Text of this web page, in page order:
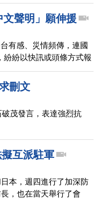
及google熱搜。
聲明」願伸援
有感、災情頻傳，連國
紛以快訊或頭條方式報
間媒體頭版。「台灣沒
首相岸田文雄也發文強
總統則以日文回文感
刪文
茂發言，表達強烈抗
互派駐軍
本，週四進行了加深防
，也在當天舉行了會